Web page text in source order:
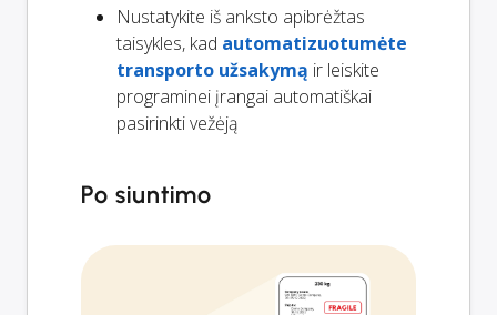
Nustatykite iš anksto apibrėžtas
taisykles, kad automatizuotumėte
transporto užsakymą ir leiskite
programinei įrangai automatiškai
pasirinkti vežėją
Po siuntimo